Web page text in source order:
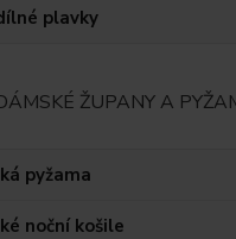
plavky
ŽUPANY A
pyžama
noční košile